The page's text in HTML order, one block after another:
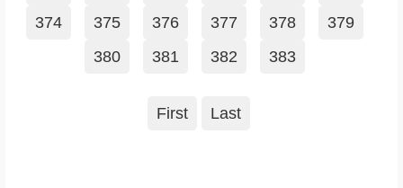
374
375 376 377 378
379
380
381 382 383
First Last